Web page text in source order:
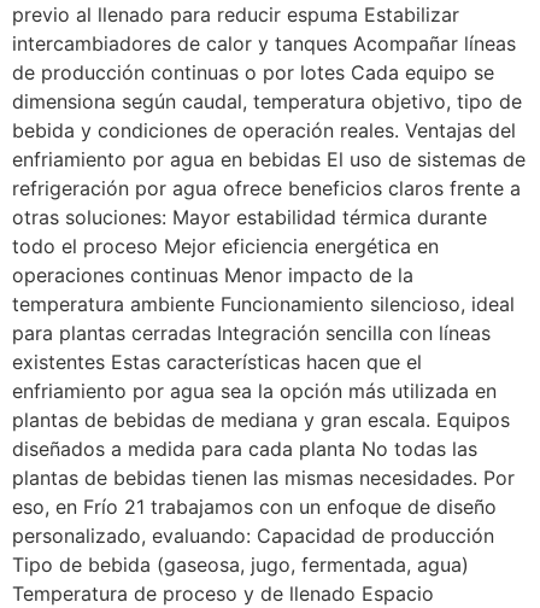
previo al llenado para reducir espuma Estabilizar
intercambiadores de calor y tanques Acompañar líneas
de producción continuas o por lotes Cada equipo se
dimensiona según caudal, temperatura objetivo, tipo de
bebida y condiciones de operación reales. Ventajas del
enfriamiento por agua en bebidas El uso de sistemas de
refrigeración por agua ofrece beneficios claros frente a
otras soluciones: Mayor estabilidad térmica durante
todo el proceso Mejor eficiencia energética en
operaciones continuas Menor impacto de la
temperatura ambiente Funcionamiento silencioso, ideal
para plantas cerradas Integración sencilla con líneas
existentes Estas características hacen que el
enfriamiento por agua sea la opción más utilizada en
plantas de bebidas de mediana y gran escala. Equipos
diseñados a medida para cada planta No todas las
plantas de bebidas tienen las mismas necesidades. Por
eso, en Frío 21 trabajamos con un enfoque de diseño
personalizado, evaluando: Capacidad de producción
Tipo de bebida (gaseosa, jugo, fermentada, agua)
Temperatura de proceso y de llenado Espacio